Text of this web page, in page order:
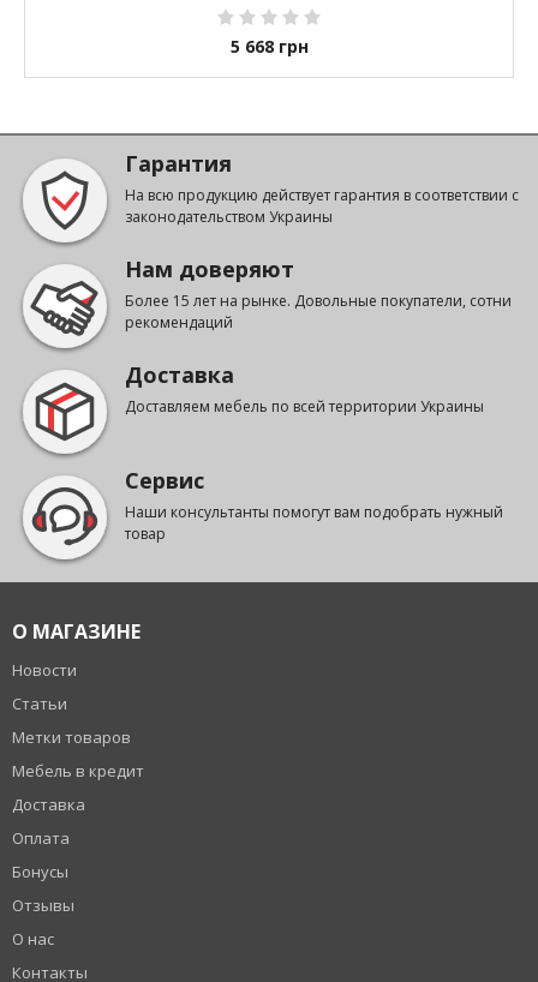
5 668 грн
Гарантия
На всю продукцию действует гарантия в соответствии с
законодательством Украины
Нам доверяют
Более 15 лет на рынке. Довольные покупатели, сотни
рекомендаций
Доставка
Доставляем мебель по всей территории Украины
Сервис
Наши консультанты помогут вам подобрать нужный
товар
О МАГАЗИНЕ
Новости
Статьи
Метки товаров
Мебель в кредит
Доставка
Оплата
Бонусы
Отзывы
О нас
Контакты